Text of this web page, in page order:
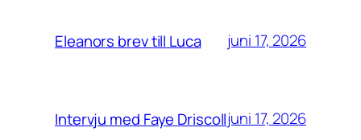
Eleanors brev till Luca juni 17, 2026
Intervju med Faye Driscolljuni 17, 2026